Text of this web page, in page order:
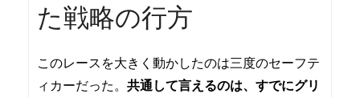
た戦略の行方
このレースを大きく動かしたのは三度のセーフテ
ィカーだった。 共通して言えるのは、すでにグリ